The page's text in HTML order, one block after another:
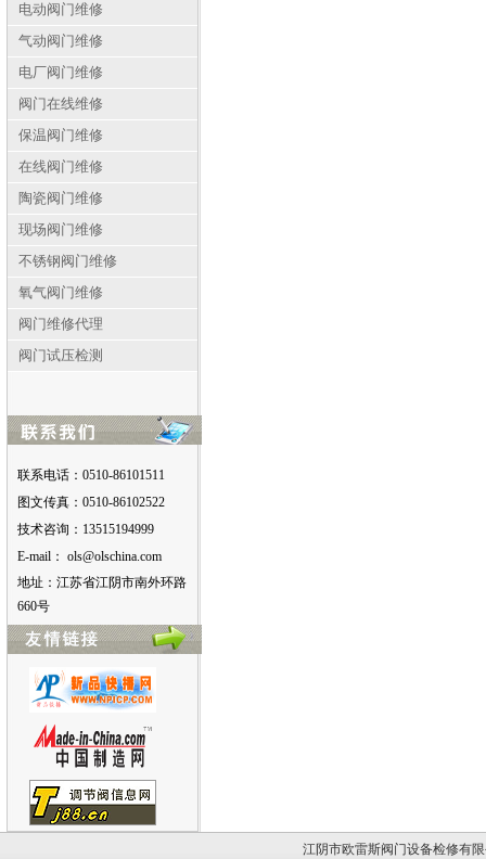
电动阀门维修
气动阀门维修
电厂阀门维修
阀门在线维修
保温阀门维修
在线阀门维修
陶瓷阀门维修
现场阀门维修
不锈钢阀门维修
氧气阀门维修
阀门维修代理
阀门试压检测
联系电话：0510-86101511
图文传真：0510-86102522
技术咨询：13515194999
E-mail： moc.anihcslo@slo
地址：江苏省江阴市南外环路
660号
江阴市欧雷斯阀门设备检修有限